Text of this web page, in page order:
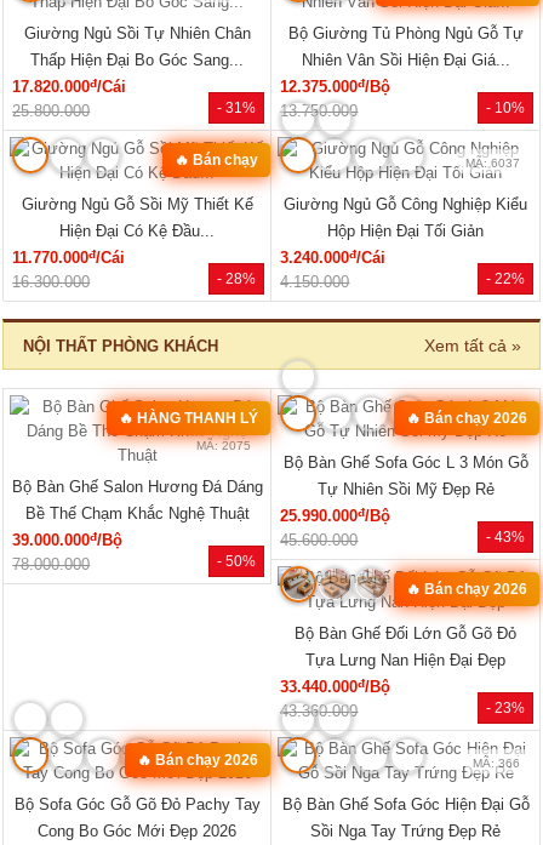
- 31%
Giường Ngủ Sồi Tự Nhiên Chân
Thấp Hiện Đại Bo Góc Sang...
17.820.000đ/Cái
25.800.000
- 10%
Bộ Giường Tủ Phòng Ngủ Gỗ Tự
Nhiên Vân Sồi Hiện Đại Giá...
12.375.000đ/Bộ
13.750.000
- 28%
🔥 Bán chạy
MÃ: 7723
Giường Ngủ Gỗ Sồi Mỹ Thiết Kế
Hiện Đại Có Kệ Đầu...
11.770.000đ/Cái
16.300.000
- 22%
MÃ: 6037
Giường Ngủ Gỗ Công Nghiệp Kiểu
Hộp Hiện Đại Tối Giản
3.240.000đ/Cái
4.150.000
NỘI THẤT PHÒNG KHÁCH Xem tất cả »
- 50%
🔥 HÀNG THANH LÝ
MÃ: 2075
Bộ Bàn Ghế Salon Hương Đá Dáng
Bề Thế Chạm Khắc Nghệ Thuật
39.000.000đ/Bộ
78.000.000
- 43%
🔥 Bán chạy 2026
MÃ: 2582
Bộ Bàn Ghế Sofa Góc L 3 Món Gỗ
Tự Nhiên Sồi Mỹ Đẹp Rẻ
25.990.000đ/Bộ
45.600.000
- 23%
🔥 Bán chạy 2026
MÃ: 3431
Bộ Bàn Ghế Đối Lớn Gỗ Gõ Đỏ
Tựa Lưng Nan Hiện Đại Đẹp
33.440.000đ/Bộ
43.360.000
🔥 Bán chạy 2026
MÃ: 8427
Bộ Sofa Góc Gỗ Gõ Đỏ Pachy Tay
Cong Bo Góc Mới Đẹp 2026
MÃ: 366
Bộ Bàn Ghế Sofa Góc Hiện Đại Gỗ
Sồi Nga Tay Trứng Đẹp Rẻ